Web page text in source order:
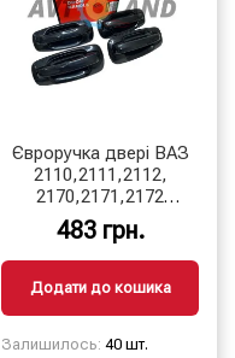
Євроручка двері ВАЗ
2110,2111,2112,
2170,2171,2172
зовнішня, н/о, поліамід
(к-т 4 шт.)
483 грн.
Додати до кошика
Залишилось: 40 шт.